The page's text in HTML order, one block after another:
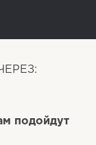
подойдут